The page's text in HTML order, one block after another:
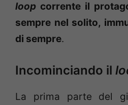
loop corrente il
sempre nel solito,
di sempre.
Incominciando il
La prima parte del